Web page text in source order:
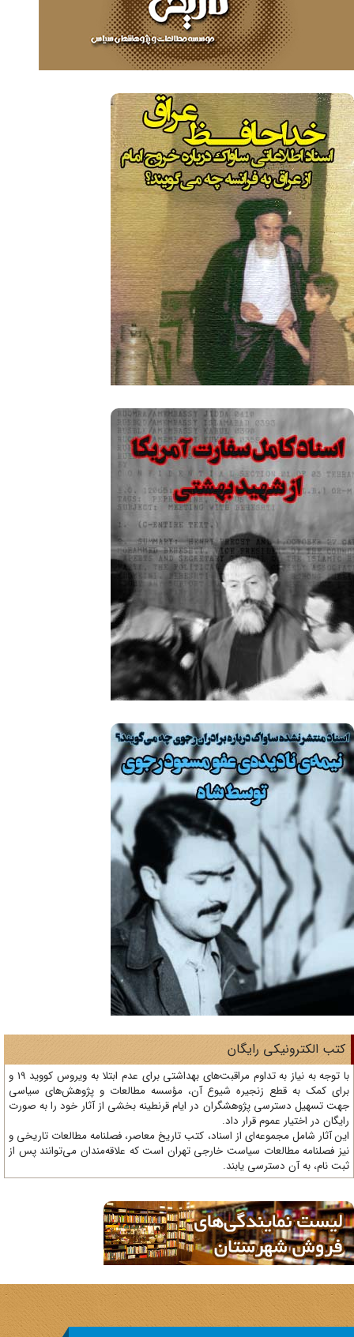
الکترونیکی رایگان
با توجه به نیاز به تداوم مراقبت‌های بهداشتی برای عدم ابتلا به ویروس کووید 19 و
کمک به قطع زنجیره شیوع آن، مؤسسه مطالعات و پژوهش‌های سیاسی
تسهیل دسترسی پژوهشگران در ایام قرنطینه بخشی از آثار خود را به صورت
در اختیار عموم قرار داد.
آثار شامل مجموعه‌ای از اسناد، کتب تاریخ معاصر، فصلنامه‌ مطالعات تاریخی و
فصلنامه مطالعات سیاست خارجی تهران است که علاقه‌مندان می‌توانند پس از
نام، به آن دسترسی یابند.